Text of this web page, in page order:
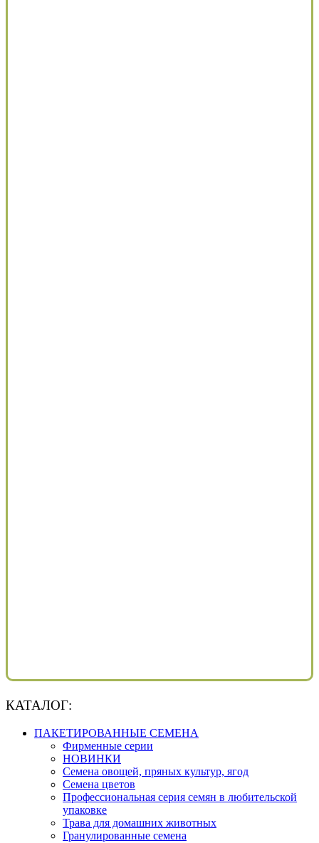
КАТАЛОГ:
ПАКЕТИРОВАННЫЕ СЕМЕНА
Фирменные серии
НОВИНКИ
Семена овощей, пряных культур, ягод
Семена цветов
Профессиональная серия семян в любительской
упаковке
Трава для домашних животных
Гранулированные семена